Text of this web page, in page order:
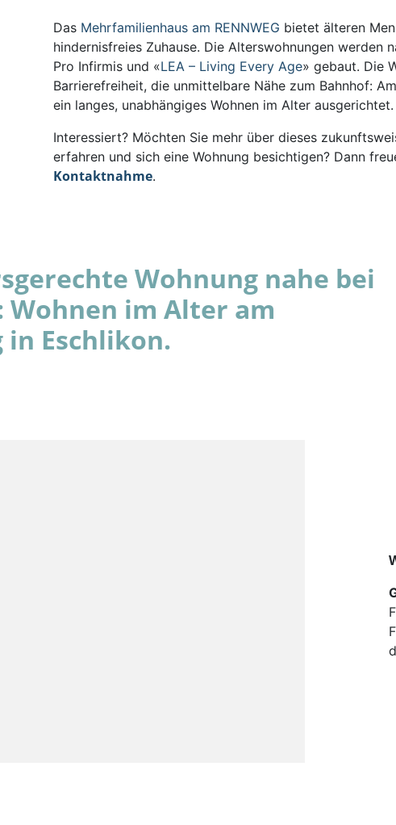
Das Mehrfamilienhaus am RENNWEG bietet älteren
hindernisfreies Zuhause. Die Alterswohnungen werden
Pro Infirmis und «LEA – Living Every Age» gebaut. Die
Barrierefreiheit, die unmittelbare Nähe zum Bahnhof:
ein langes, unabhängiges Wohnen im Alter ausgerichtet.
Interessiert? Möchten Sie mehr über dieses
erfahren und sich eine Wohnung besichtigen? Dann
Kontaktnahme.
Wohnung nahe bei
Wohnen im Alter am
in Eschlikon.